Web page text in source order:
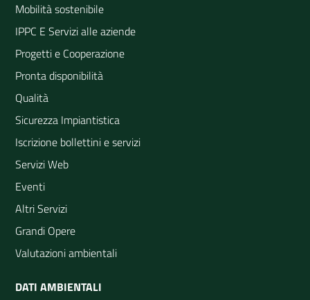
Mobilità sostenibile
IPPC E Servizi alle aziende
Progetti e Cooperazione
Pronta disponibilità
Qualità
Sicurezza Impiantistica
Iscrizione bollettini e servizi
Servizi Web
Eventi
Altri Servizi
Grandi Opere
Valutazioni ambientali
DATI AMBIENTALI